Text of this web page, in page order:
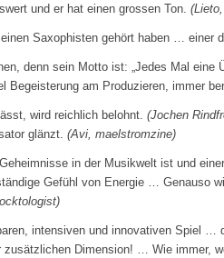
und er hat einen grossen Ton.
Saxophisten gehört haben … einer
denn sein Motto ist: „Jedes Mal eine
am Produzieren, immer
wird reichlich belohnt. (Jochen
glänzt. (Avi, maelstromzine)
in der Musikwelt ist und
Gefühl von Energie … Genauso
intensiven und innovativen Spiel …
Dimension! … Wie immer,